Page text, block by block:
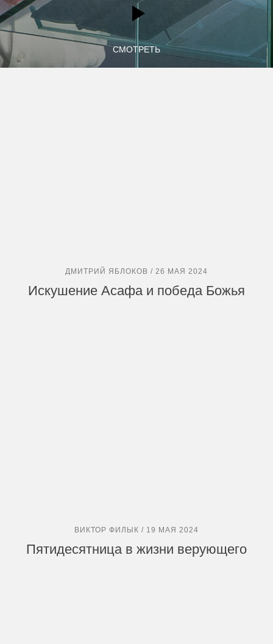
СМОТРЕТЬ
ДМИТРИЙ ЯБЛОКОВ / 26 МАЯ 2024
Искушение Асафа и победа Божья
ВИКТОР ФИЛЫК / 19 МАЯ 2024
Пятидесятница в жизни верующего